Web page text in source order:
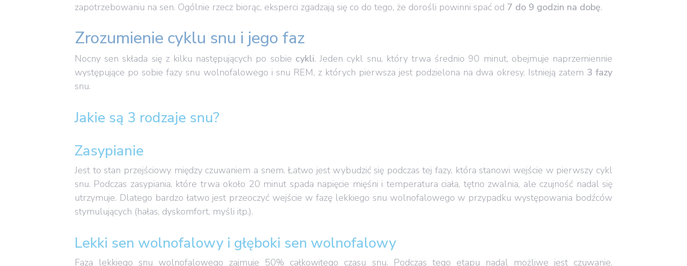
zapotrzebowaniu na sen. Ogólnie rzecz biorąc, eksperci zgadzają się co do tego, że dorośli powinni spać od 7 do 9 godzin na dobę.
Zrozumienie cyklu snu i jego faz
Nocny sen składa się z kilku następujących po sobie cykli. Jeden cykl snu, który trwa średnio 90 minut, obejmuje naprzemiennie
występujące po sobie fazy snu wolnofalowego i snu REM, z których pierwsza jest podzielona na dwa okresy. Istnieją zatem 3 fazy
snu.
Jakie są 3 rodzaje snu?
Zasypianie
Jest to stan przejściowy między czuwaniem a snem. Łatwo jest wybudzić się podczas tej fazy, która stanowi wejście w pierwszy cykl
snu. Podczas zasypiania, które trwa około 20 minut spada napięcie mięśni i temperatura ciała, tętno zwalnia, ale czujność nadal się
utrzymuje. Dlatego bardzo łatwo jest przeoczyć wejście w fazę lekkiego snu wolnofalowego w przypadku występowania bodźców
stymulujących (hałas, dyskomfort, myśli itp.).
Lekki sen wolnofalowy i głęboki sen wolnofalowy
Faza lekkiego snu wolnofalowego zajmuje 50% całkowitego czasu snu. Podczas tego etapu nadal możliwe jest czuwanie.